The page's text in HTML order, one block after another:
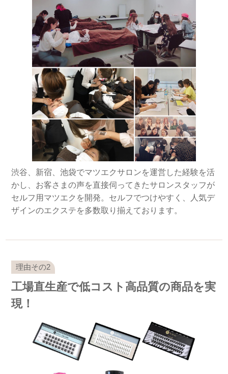
渋谷、新宿、池袋でマツエクサロンを運営した経験を活
かし、お客さまの声を直接伺ってきたサロンスタッフが
セルフ用マツエクを開発。セルフでつけやすく、人気デ
ザインのエクステを多数取り揃えております。
工場直生産で低コスト高品質の商品を実
現！